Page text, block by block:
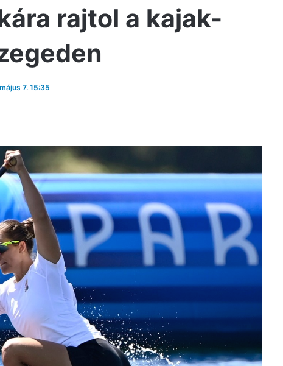
rajtol a kajak-
7. 15:35